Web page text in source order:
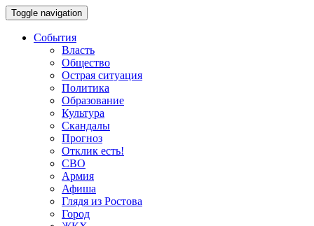
Toggle navigation
События
Власть
Общество
Острая ситуация
Политика
Образование
Культура
Скандалы
Прогноз
Отклик есть!
СВО
Армия
Афиша
Глядя из Ростова
Город